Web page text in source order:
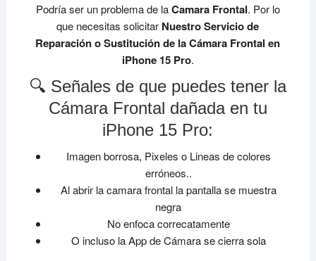
Podría ser un problema de laCamara Frontal. Por lo
que necesitas solicitar Nuestro Servicio de
Reparación o Sustitución de la Cámara Frontal en
iPhone 15 Pro.
🔍 Señales de que puedes tener la
Cámara Frontal dañada en tu
iPhone 15 Pro:
Imagen borrosa, Pixeles o Lineas de colores
erróneos..
Al abrir la camara frontal la pantalla se muestra
negra
No enfoca correcatamente
O incluso la App de Cámara se cierra sola